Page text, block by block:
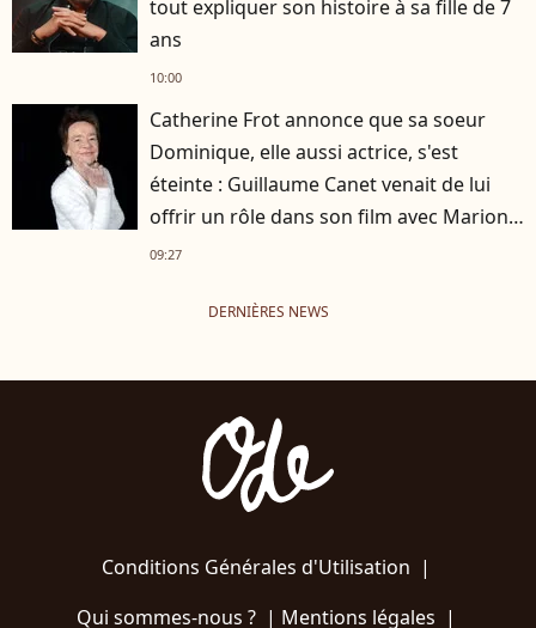
tout expliquer son histoire à sa fille de 7
ans
10:00
Catherine Frot annonce que sa soeur
Dominique, elle aussi actrice, s'est
éteinte : Guillaume Canet venait de lui
offrir un rôle dans son film avec Marion
Cotillard
09:27
DERNIÈRES NEWS
Conditions Générales d'Utilisation |
Qui sommes-nous ?| Mentions légales |